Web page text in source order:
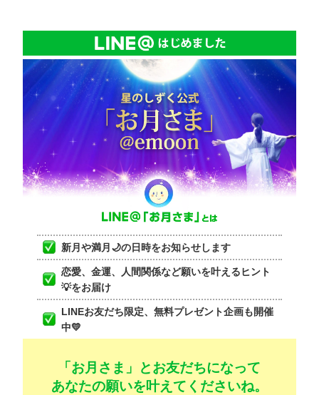
新月や満月🌙の日時をお知らせします
恋愛、金運、人間関係など願いを叶えるヒント
💡をお届け
LINEお友だち限定、無料プレゼント企画も開催
中💛
「お月さま」とお友だちになって
あなたの願いを叶えてくださいね。